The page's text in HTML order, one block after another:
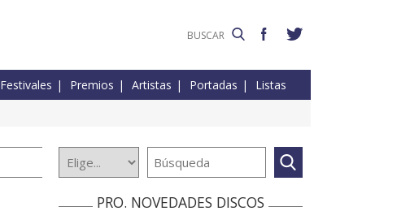
Festivales Premios Artistas Portadas Listas
PRO. NOVEDADES DISCOS